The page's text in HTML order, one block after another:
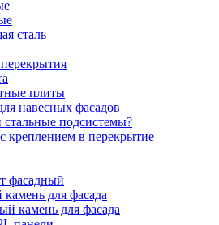
сталь
плиты
навесных фасадов
подсистемы?
в перекрытие
фасадный
для фасада
камень для фасада